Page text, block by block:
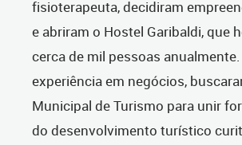
fisioterapeuta, decidiram
e abriram o Hostel Garibaldi, que
cerca de mil pessoas
experiência em negócios,
Municipal de Turismo para unir
do desenvolvimento turístico